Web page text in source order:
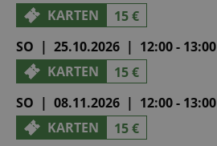
KARTEN
15 €
SO | 25.10.2026 | 12:00 - 13:00
KARTEN
15 €
SO | 08.11.2026 | 12:00 - 13:00
KARTEN
15 €